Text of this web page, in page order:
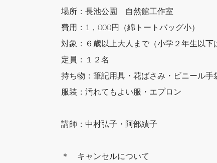
場所：長池公園 自然館工作室
費用：1，000円（綿トートバッグ小）
対象：６歳以上大人まで（小学２年生以下
定員：１２名
持ち物：筆記用具・花ばさみ・ビニール手
服装：汚れてもよい服・エプロン
講師：中村弘子・阿部績子
＊ キャンセルについて